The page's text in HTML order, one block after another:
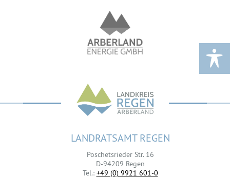
LANDRATSAMT REGEN
Poschetsrieder Str. 16
D-94209 Regen
Tel.: +49 (0) 9921 601-0